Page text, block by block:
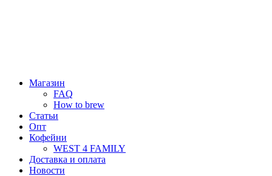
Магазин
FAQ
How to brew
Статьи
Опт
Кофейни
WEST 4 FAMILY
Доставка и оплата
Новости